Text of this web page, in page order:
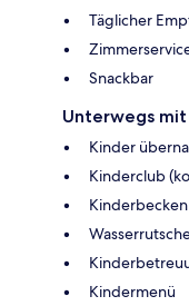
Täglicher
Snackbar
Unterwegs
Kinder
Kinderclub
Kinderbecken
Kindermenü